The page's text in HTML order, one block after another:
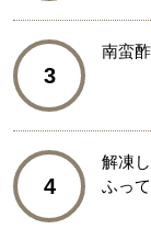
3
南蛮
4
解凍
ふっ